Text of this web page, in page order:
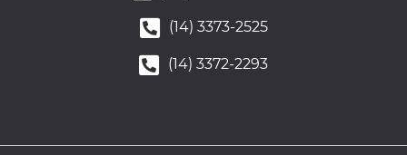
(14) 3373-2525
(14) 3372-2293